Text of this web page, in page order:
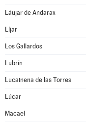
Láujar de Andarax
Líjar
Los Gallardos
Lubrín
Lucainena de las Torres
Lúcar
Macael